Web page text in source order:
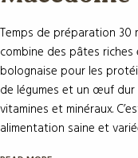
combine des pâtes riches
bolognaise pour les
macédoine de légumes
supplémentaire en
qui soutient une
READ MORE